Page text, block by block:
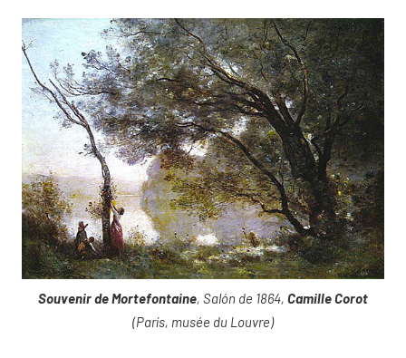
Souvenir de Mortefontaine, Salón de 1864, Camille Corot
(París, musée du Louvre)